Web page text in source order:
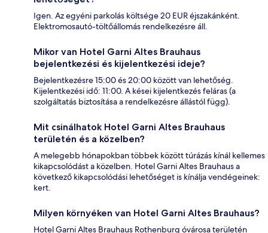
Igen. Az egyéni parkolás költsége 20 EUR éjszakánként.
Elektromosautó-töltőállomás rendelkezésre áll.
Mikor van Hotel Garni Altes Brauhaus
bejelentkezési és kijelentkezési ideje?
Bejelentkezésre 15:00 és 20:00 között van lehetőség.
Kijelentkezési idő: 11:00. A kései kijelentkezés feláras (a
szolgáltatás biztosítása a rendelkezésre állástól függ).
Mit csinálhatok Hotel Garni Altes Brauhaus
területén és a közelben?
A melegebb hónapokban többek között túrázás kínál kellemes
kikapcsolódást a közelben. Hotel Garni Altes Brauhaus a
következő kikapcsolódási lehetőséget is kínálja vendégeinek:
kert.
Milyen környéken van Hotel Garni Altes Brauhaus?
Hotel Garni Altes Brauhaus Rothenburg óvárosa területén